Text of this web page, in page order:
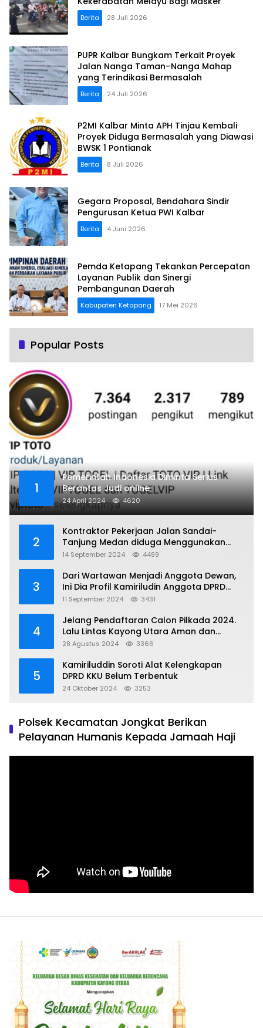
Berita 28 Juli 2026
PUPR Kalbar Bungkam Terkait Proyek
Jalan Nanga Taman–Nanga Mahap
yang Terindikasi Bermasalah
Berita 24 Juli 2026
P2MI Kalbar Minta APH Tinjau Kembali
Proyek Diduga Bermasalah yang Diawasi
BWSK 1 Pontianak
Berita 8 Juli 2026
Gegara Proposal, Bendahara Sindir
Pengurusan Ketua PWI Kalbar
Berita 4 Juni 2026
Pemda Ketapang Tekankan Percepatan
Layanan Publik dan Sinergi
Pembangunan Daerah
Kabupaten Ketapang 17 Mei 2026
Popular Posts
1
Pemerintah Indonesia Diminta Serius
Berantas Judi online
24 April 2024 4620
2
Kontraktor Pekerjaan Jalan Sandai-
Tanjung Medan diduga Menggunakan
Matrial Tanah tak Berizin Resmi
14 September 2024 4499
3
Dari Wartawan Menjadi Anggota Dewan,
Ini Dia Profil Kamiriludin Anggota DPRD
Dapil 1 KKU
11 September 2024 3431
4
Jelang Pendaftaran Calon Pilkada 2024.
Lalu Lintas Kayong Utara Aman dan
Kondusif
28 Agustus 2024 3366
5
Kamiriluddin Soroti Alat Kelengkapan
DPRD KKU Belum Terbentuk
24 Oktober 2024 3253
Polsek Kecamatan Jongkat Berikan
Pelayanan Humanis Kepada Jamaah Haji